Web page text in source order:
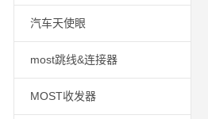
汽车天使眼
most跳线&连接器
MOST收发器